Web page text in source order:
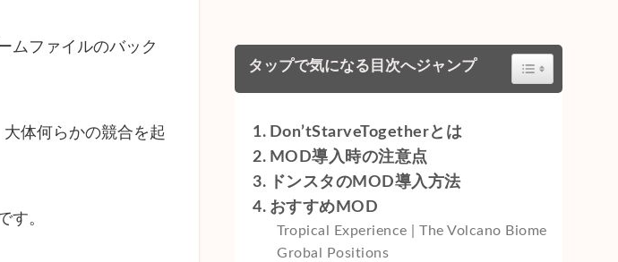
ムファイルのバック
体何らかの競合を起
す。
タップで気になる目次へジャンプ Toggle Table of
Don’tStarveTogetherとは
MOD導入時の注意点
ドンスタのMOD導入方法
おすすめMOD
Tropical Experience | The Volcano Biome
Grobal Positions